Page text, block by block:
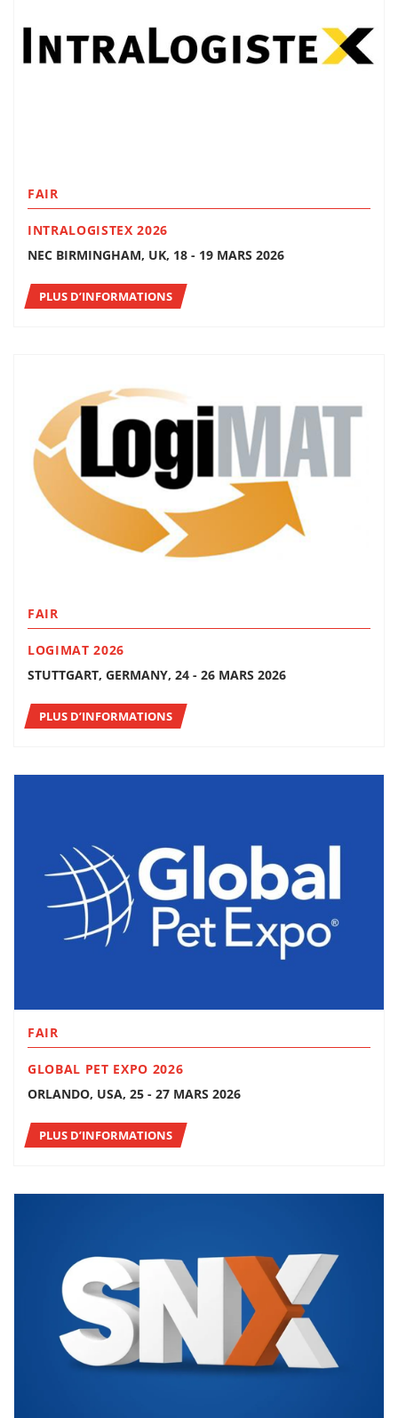
FAIR
INTRALOGISTEX 2026
NEC BIRMINGHAM, UK, 18 - 19 MARS 2026
PLUS D’INFORMATIONS
FAIR
LOGIMAT 2026
STUTTGART, GERMANY, 24 - 26 MARS 2026
PLUS D’INFORMATIONS
FAIR
GLOBAL PET EXPO 2026
ORLANDO, USA, 25 - 27 MARS 2026
PLUS D’INFORMATIONS